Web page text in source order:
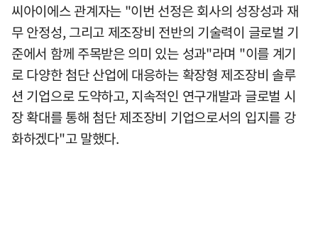
씨아이에스 관계자는 "이번 선정은 회사의 성장성과 재
무 안정성, 그리고 제조장비 전반의 기술력이 글로벌 기
준에서 함께 주목받은 의미 있는 성과"라며 "이를 계기
로 다양한 첨단 산업에 대응하는 확장형 제조장비 솔루
션 기업으로 도약하고, 지속적인 연구개발과 글로벌 시
장 확대를 통해 첨단 제조장비 기업으로서의 입지를 강
화하겠다"고 말했다.